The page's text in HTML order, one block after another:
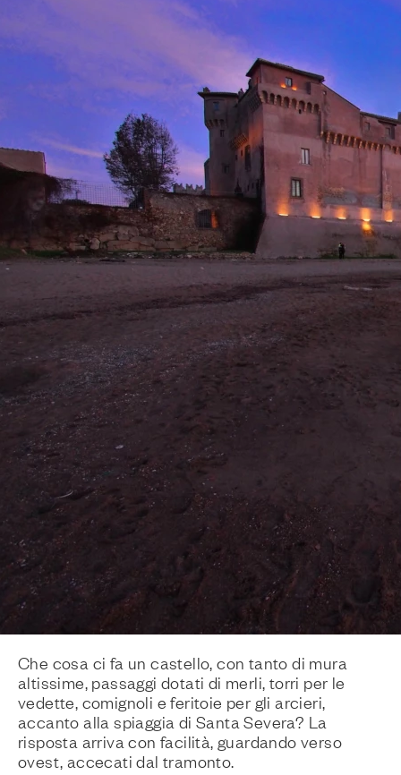
Che cosa ci fa un castello, con tanto di mura
altissime, passaggi dotati di merli, torri per le
vedette, comignoli e feritoie per gli arcieri,
accanto alla spiaggia di Santa Severa? La
risposta arriva con facilità, guardando verso
ovest, accecati dal tramonto.